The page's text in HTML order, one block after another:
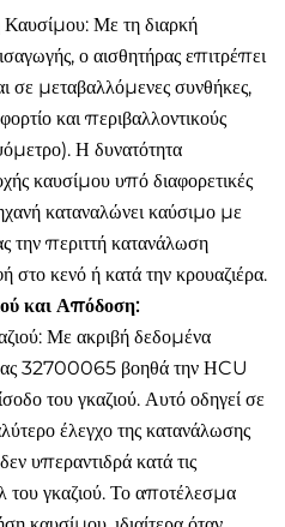
Με τη διαρκή
ο αισθητήρας επιτρέπει
σε μεταβαλλόμενες συνθήκες,
και περιβαλλοντικούς
Η δυνατότητα
καυσίμου υπό διαφορετικές
καταναλώνει καύσιμο με
την περιττή κατανάλωση
στο κενό ή κατά την κρουαζιέρα.
και Απόδοση:
Με ακριβή δεδομένα
32700065 βοηθά την ΗCU
του γκαζιού. Αυτό οδηγεί σε
έλεγχο της κατανάλωσης
υπεραντιδρά κατά τις
του γκαζιού. Το αποτέλεσμα